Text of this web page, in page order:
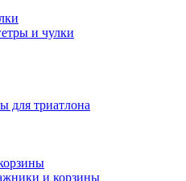
и чулки
для триатлона
и корзины